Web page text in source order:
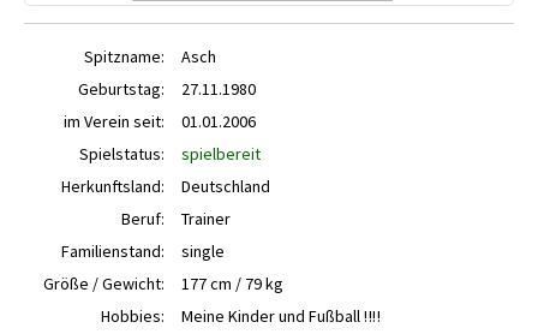
Spitzname:
Asch
Geburtstag:
27.11.1980
im Verein seit:
01.01.2006
Spielstatus:
spielbereit
Herkunftsland:
Deutschland
Beruf:
Trainer
Familienstand:
single
Größe / Gewicht:
177 cm / 79 kg
Hobbies:
Meine Kinder und Fußball ‼️‼️